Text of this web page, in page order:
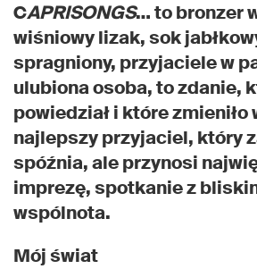
CAPRISONGS… to bronzer
wiśniowy lizak, sok
spragniony, przyjaciele w
ulubiona osoba, to zdanie,
powiedział i które
najlepszy przyjaciel, który
spóźnia, ale przynosi
imprezę, spotkanie z
wspólnota.
Mój świat